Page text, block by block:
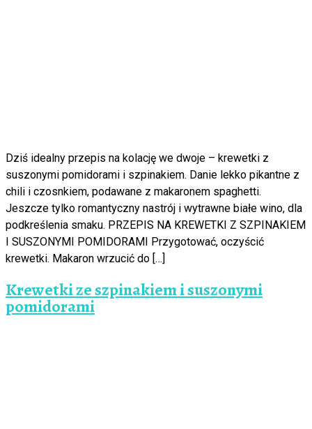
Dziś idealny przepis na kolację we dwoje – krewetki z
suszonymi pomidorami i szpinakiem. Danie lekko pikantne z
chili i czosnkiem, podawane z makaronem spaghetti.
Jeszcze tylko romantyczny nastrój i wytrawne białe wino, dla
podkreślenia smaku. PRZEPIS NA KREWETKI Z SZPINAKIEM
I SUSZONYMI POMIDORAMI Przygotować, oczyścić
krewetki. Makaron wrzucić do […]
Krewetki ze szpinakiem i suszonymi
pomidorami